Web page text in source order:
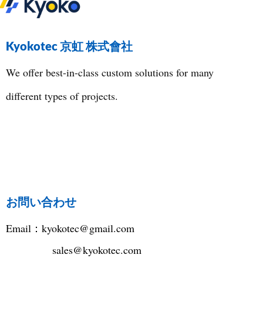
Kyokotec 京虹 株式會社
We offer best-in-class custom solutions for many
different types of projects.
お問い合わせ
Email： kyokotec@gmail.com
sales@kyokotec.com